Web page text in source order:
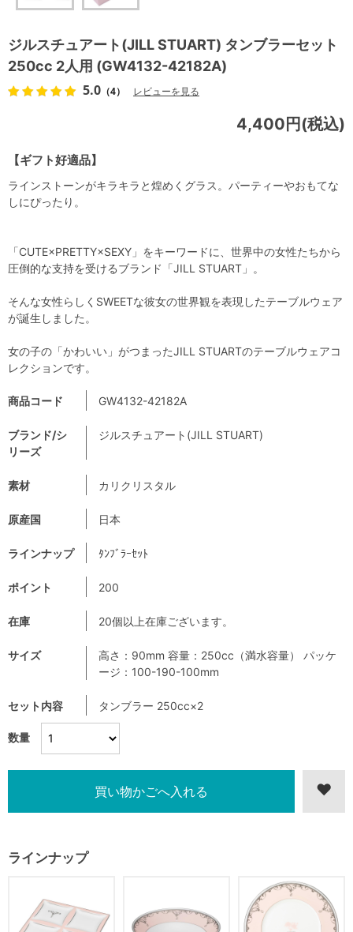
ジルスチュアート(JILL STUART) タンブラーセット
250cc 2人用 (GW4132-42182A)
5.0 （4） レビューを見る
【ギフト好適品】
4,400円(税込)
数量
商品コード GW4132-42182A
ブランド/シ
リーズ
ジルスチュアート(JILL STUART)
素材 カリクリスタル
原産国 日本
ラインナップ ﾀﾝﾌﾞﾗｰｾｯﾄ
ポイント 200
在庫 20個以上在庫ございます。
サイズ
高さ：90mm 容量：250cc（満水容量） パッケ
ージ：100-190-100mm
セット内容 タンブラー 250cc×2
ラインナップ
ラインストーンがキラキラと煌めくグラス。パーティーやおもてな
しにぴったり。
「CUTE×PRETTY×SEXY」をキーワードに、世界中の女性たちから
圧倒的な支持を受けるブランド「JILL STUART」。
そんな女性らしくSWEETな彼女の世界観を表現したテーブルウェア
が誕生しました。
女の子の「かわいい」がつまったJILL STUARTのテーブルウェアコ
レクションです。